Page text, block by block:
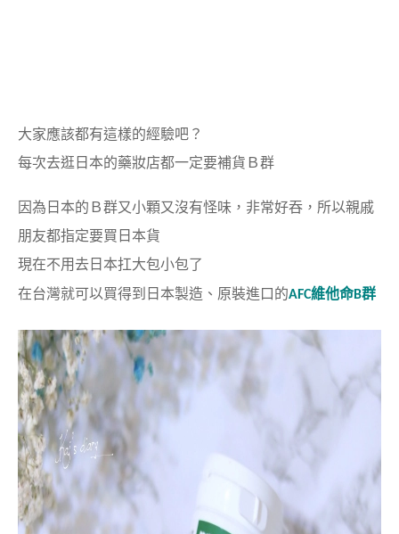
大家應該都有這樣的經驗吧？
每次去逛日本的藥妝店都一定要補貨Ｂ群
因為日本的Ｂ群又小顆又沒有怪味，非常好吞， 所以親戚
朋友都指定要買日本貨
現在不用去日本扛大包小包了
在台灣就可以買得到日本製造、原裝進口的AFC維他命B群